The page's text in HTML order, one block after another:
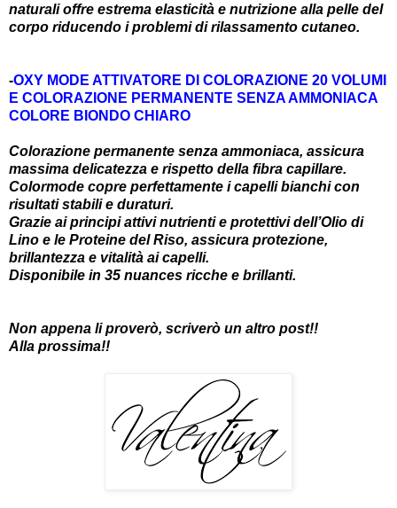
naturali offre estrema elasticità e nutrizione alla pelle del
corpo riducendo i problemi di rilassamento cutaneo.
-OXY MODE ATTIVATORE DI COLORAZIONE 20 VOLUMI
E COLORAZIONE PERMANENTE SENZA AMMONIACA
COLORE BIONDO CHIARO
Colorazione permanente senza ammoniaca, assicura
massima delicatezza e rispetto della fibra capillare.
Colormode copre perfettamente i capelli bianchi con
risultati stabili e duraturi.
Grazie ai principi attivi nutrienti e protettivi dell’Olio di
Lino e le Proteine del Riso, assicura protezione,
brillantezza e vitalità ai capelli.
Disponibile in 35 nuances ricche e brillanti.
Non appena li proverò, scriverò un altro post!!
Alla prossima!!